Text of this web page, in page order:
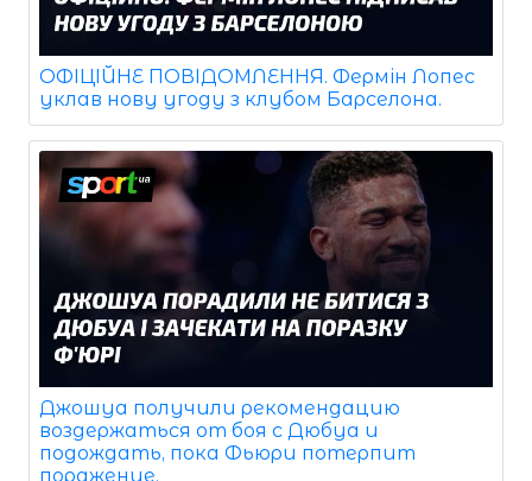
ОФІЦІЙНЕ ПОВІДОМЛЕННЯ. Фермін Лопес
уклав нову угоду з клубом Барселона.
Джошуа получили рекомендацию
воздержаться от боя с Дюбуа и
подождать, пока Фьюри потерпит
поражение.